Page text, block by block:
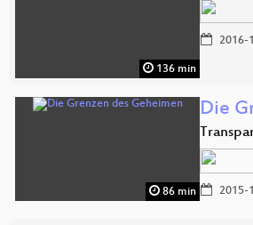
136 min
2016-
86 min
Die
2015-